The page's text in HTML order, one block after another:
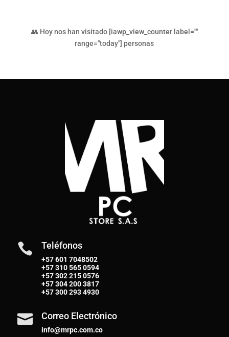
👥 Hoy nos han visitado [iawp_view_counter label=""
range="today"] personas
 Teléfonos
+57 601 7048502
+57310 565 0594
+57302 215 0576
+57304 200 3817
+57300 293 4930
 Correo Electrónico
info@mrpc.com.co